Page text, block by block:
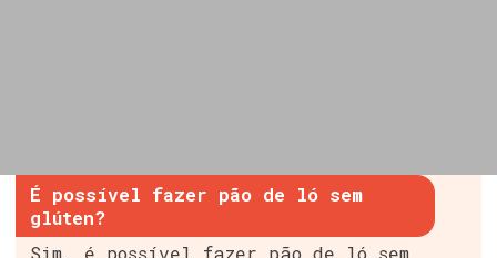
É possível fazer pão de ló sem
glúten?
Sim, é possível fazer pão de ló sem